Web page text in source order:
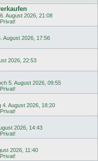
August 2026, 21:08
August 2026, 17:56
2026, 22:53
5. August 2026, 09:55
4. August 2026, 18:20
2026, 14:43
2026, 11:40